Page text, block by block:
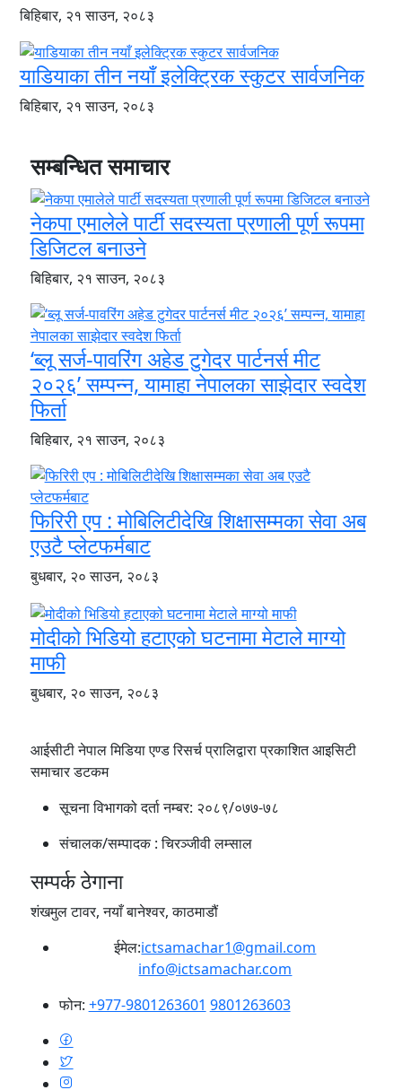
बिहिबार, २१ साउन, २०८३
याडियाका तीन नयाँ इलेक्ट्रिक स्कुटर सार्वजनिक
बिहिबार, २१ साउन, २०८३
सम्बन्धित समाचार
नेकपा एमालेले पार्टी सदस्यता प्रणाली पूर्ण रूपमा
डिजिटल बनाउने
बिहिबार, २१ साउन, २०८३
‘ब्लू सर्ज-पावरिंग अहेड टुगेदर पार्टनर्स मीट
२०२६’ सम्पन्न, यामाहा नेपालका साझेदार स्वदेश
फिर्ता
बिहिबार, २१ साउन, २०८३
फिरिरी एप : मोबिलिटीदेखि शिक्षासम्मका सेवा अब
एउटै प्लेटफर्मबाट
बुधबार, २० साउन, २०८३
मोदीको भिडियो हटाएको घटनामा मेटाले माग्यो
माफी
बुधबार, २० साउन, २०८३
आईसीटी नेपाल मिडिया एण्ड रिसर्च प्रालिद्वारा प्रकाशित आइसिटी
समाचार डटकम
सूचना विभागको दर्ता नम्बर: २०८९/०७७-७८
संचालक/सम्पादक :चिरञ्जीवी लम्साल
सम्पर्क ठेगाना
शंखमुल टावर, नयाँ बानेश्वर, काठमाडौं
ईमेल:ictsamachar1@gmail.com
info@ictsamachar.com
फोन: +977-9801263601 9801263603